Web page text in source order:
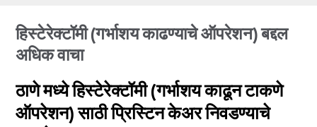
हिस्टेरेक्टॉमी (गर्भाशय काढण्याचे ऑपरेशन) बद्दल
अधिक वाचा
ठाणे मध्ये हिस्टेरेक्टॉमी (गर्भाशय काढून टाकणे
ऑपरेशन) साठी प्रिस्टिन केअर निवडण्याचे